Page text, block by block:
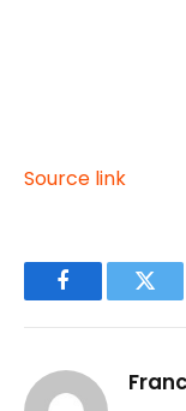
Source link
Facebook